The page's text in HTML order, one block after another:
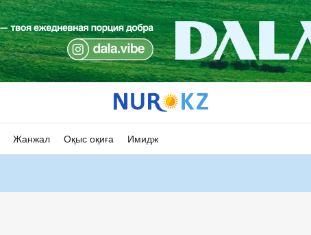
Жанжал Оқыс оқиға Имидж